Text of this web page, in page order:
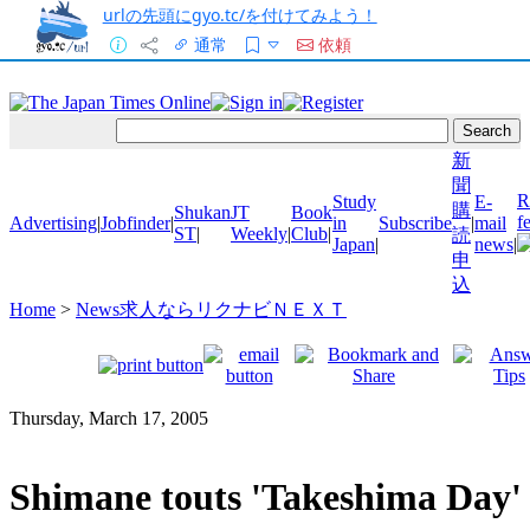
urlの先頭にgyo.tc/を付けてみよう！
通常
依頼